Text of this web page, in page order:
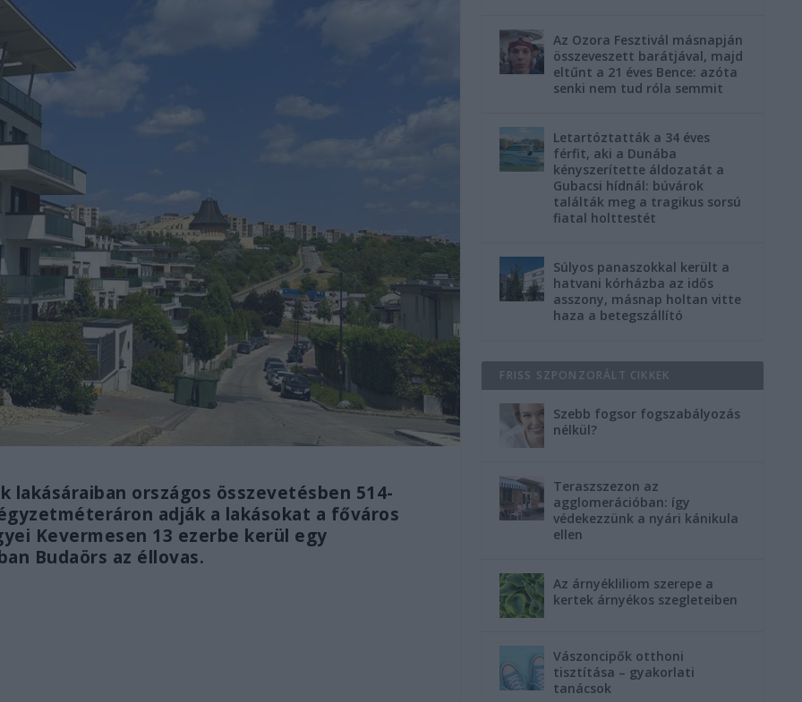
lakásáraiban országos összevetésben 514-
adják a lakásokat a főváros
Kevermesen 13 ezerbe kerül egy
Budaörs az éllovas.
Az Ozora Fesztivál másnapján
összeveszett barátjával, majd
eltűnt a 21 éves Bence: azóta
senki nem tud róla semmit
Letartóztatták a 34 éves
férfit, aki a Dunába
kényszerítette áldozatát a
Gubacsi hídnál: búvárok
találták meg a tragikus sorsú
fiatal holttestét
Súlyos panaszokkal került a
hatvani kórházba az idős
asszony, másnap holtan vitte
haza a betegszállító
FRISS SZPONZORÁLT CIKKEK
Szebb fogsor fogszabályozás
nélkül?
Teraszszezon az
agglomerációban: így
védekezzünk a nyári kánikula
ellen
Az árnyékliliom szerepe a
kertek árnyékos szegleteiben
Vászoncipők otthoni
tisztítása – gyakorlati
tanácsok